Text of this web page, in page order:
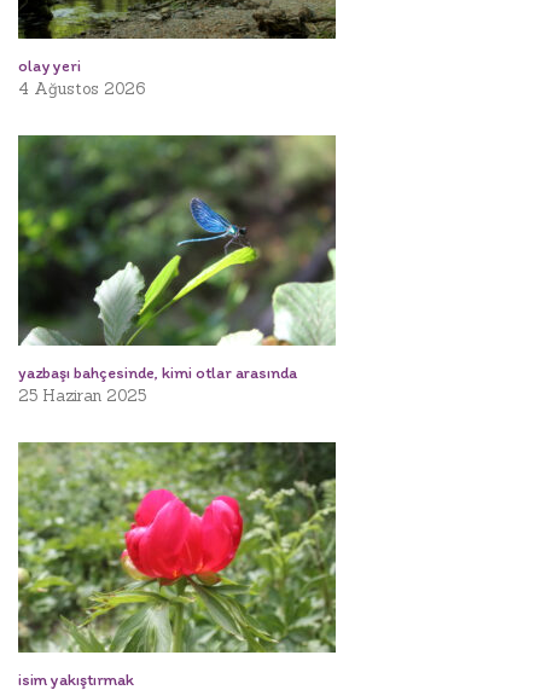
olay yeri
4 Ağustos 2026
yazbaşı bahçesinde, kimi otlar arasında
25 Haziran 2025
isim yakıştırmak